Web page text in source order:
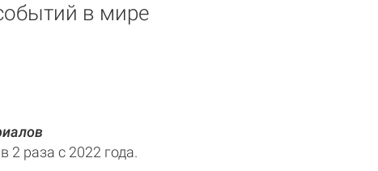
в мире
2 раза с 2022 года.